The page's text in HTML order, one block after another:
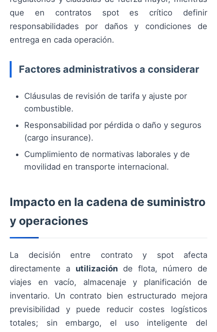
que en contratos spot es crítico definir
responsabilidades por daños y condiciones de
entrega en cada operación.
Factores administrativos a considerar
Cláusulas de revisión de tarifa y ajuste por
combustible.
Responsabilidad por pérdida o daño y seguros
(cargo insurance).
Cumplimiento de normativas laborales y de
movilidad en transporte internacional.
Impacto en la cadena de suministro
y operaciones
La decisión entre contrato y spot afecta
directamente a utilización de flota, número de
viajes en vacío, almacenaje y planificación de
inventario. Un contrato bien estructurado mejora
previsibilidad y puede reducir costes logísticos
totales; sin embargo, el uso inteligente del